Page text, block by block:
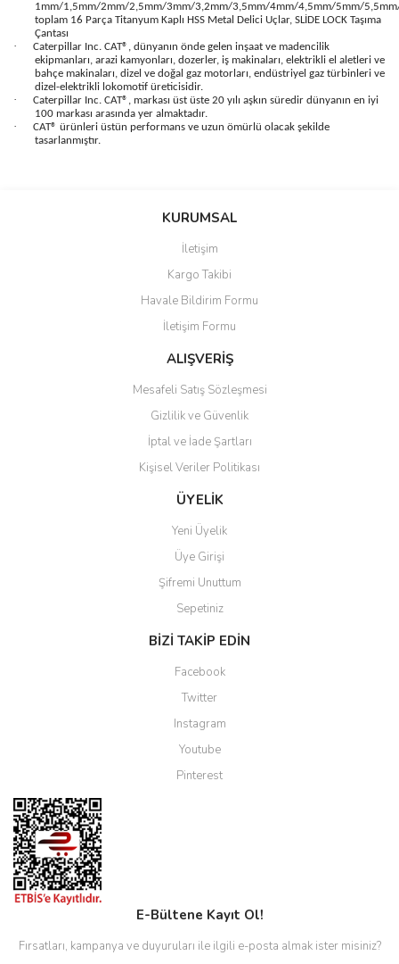
1mm/1,5mm/2mm/2,5mm/3mm/3,2mm/3,5mm/4mm/4,5mm/5mm/
toplam 16 Parça Titanyum Kaplı HSS Metal Delici Uçlar, SLİDE LOCK Taşıma
Çantası
·
Caterpillar Inc. CAT®, dünyanın önde gelen inşaat ve madencilik
ekipmanları, arazi kamyonları, dozerler, iş makinaları, elektrikli el aletleri ve
bahçe makinaları, dizel ve doğal gaz motorları, endüstriyel gaz türbinleri ve
dizel-elektrikli lokomotif üreticisidir.
·
Caterpillar Inc. CAT®, markası üst üste 20 yılı aşkın süredir dünyanın en iyi
100 markası arasında yer almaktadır.
·
CAT® ürünleri üstün performans ve uzun ömürlü olacak şekilde
tasarlanmıştır.
Bu ürüne ilk yorumu siz yapın!
Ürün resmi kalitesiz, bozuk veya görüntülenemiyor.
Ürün açıklamasında eksik bilgiler bulunuyor.
Ürün bilgilerinde hatalar bulunuyor.
Ürün fiyatı diğer sitelerden daha pahalı.
Gönder
KURUMSAL
İletişim
Kargo Takibi
Havale Bildirim Formu
İletişim Formu
ALIŞVERİŞ
Mesafeli Satış Sözleşmesi
Gizlilik ve Güvenlik
İptal ve İade Şartları
Kişisel Veriler Politikası
ÜYELİK
Yeni Üyelik
Üye Girişi
Şifremi Unuttum
Sepetiniz
BİZİ TAKİP EDİN
Facebook
Twitter
Instagram
Youtube
Pinterest
E-Bültene Kayıt Ol!
Fırsatları, kampanya ve duyuruları ile ilgili e-posta almak ister misiniz?